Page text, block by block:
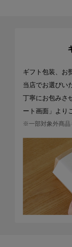
ギフト包装、お
当店でお選びい
丁寧にお包みさ
ート画面」より
※一部対象外商品